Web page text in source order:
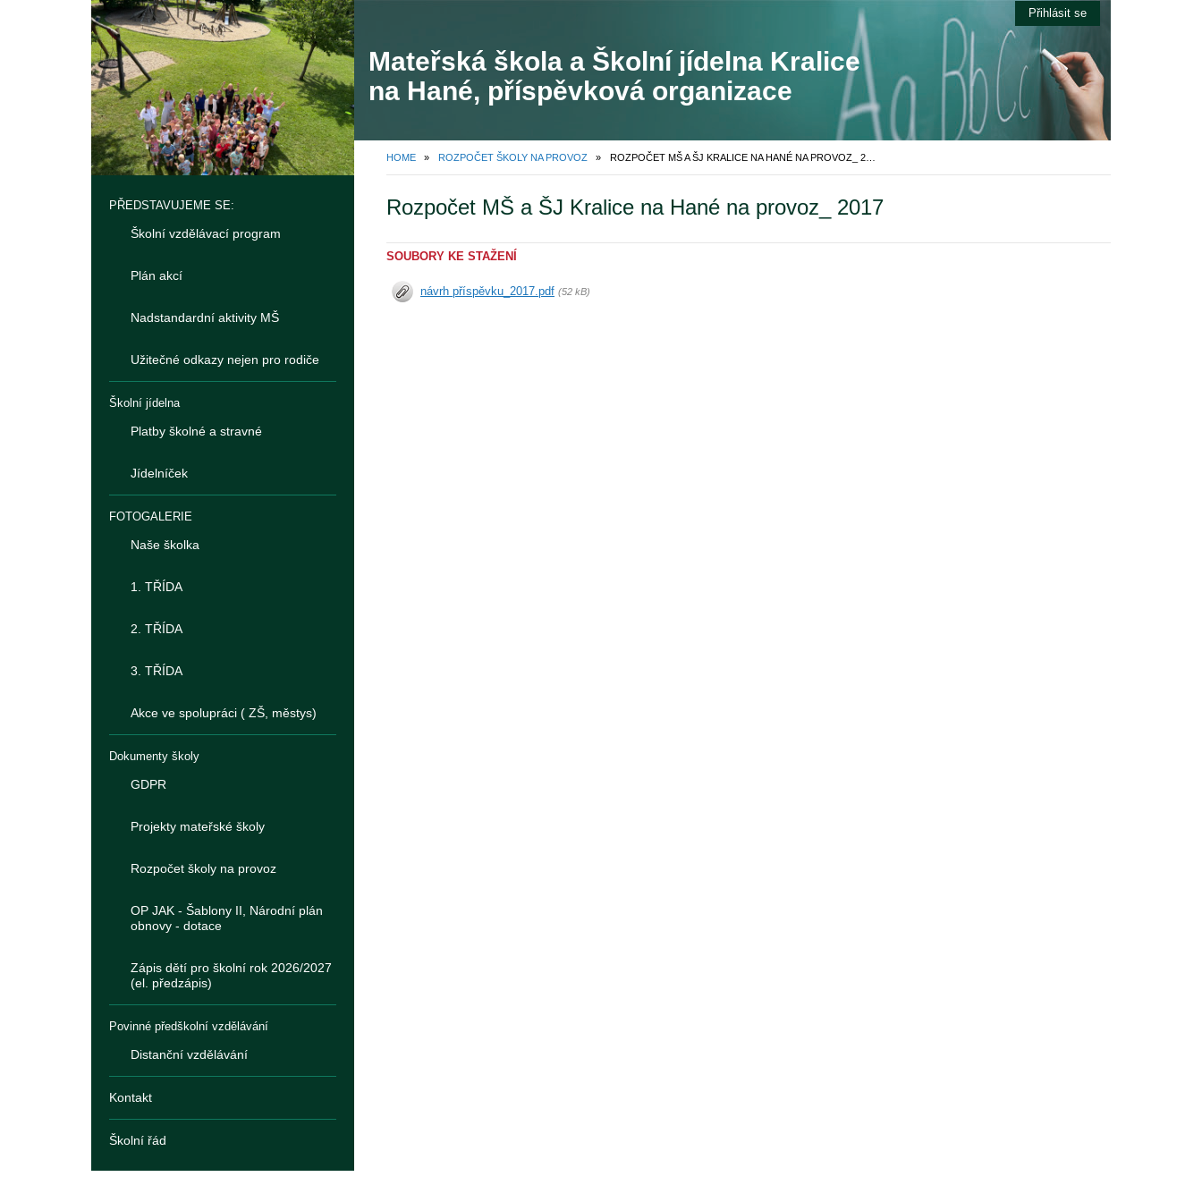
Přihlásit se
Mateřská škola a Školní jídelna Kralice
na Hané, příspěvková organizace
HOME » ROZPOČET ŠKOLY NA PROVOZ »
PŘEDSTAVUJEME SE:
Školní vzdělávací program
Plán akcí
Nadstandardní aktivity MŠ
Užitečné odkazy nejen pro rodiče
Školní jídelna
Platby školné a stravné
Jídelníček
FOTOGALERIE
Naše školka
1. TŘÍDA
2. TŘÍDA
3. TŘÍDA
Akce ve spolupráci ( ZŠ, městys)
Dokumenty školy
GDPR
Projekty mateřské školy
Rozpočet školy na provoz
OP JAK - Šablony II, Národní plán
obnovy - dotace
Zápis dětí pro školní rok 2026/2027
(el. předzápis)
Povinné předškolní vzdělávání
Distanční vzdělávání
Kontakt
Školní řád
Rozpočet MŠ a ŠJ Kralice na Hané na provoz_ 2017
SOUBORY KE STAŽENÍ
návrh příspěvku_2017.pdf (52 kB)